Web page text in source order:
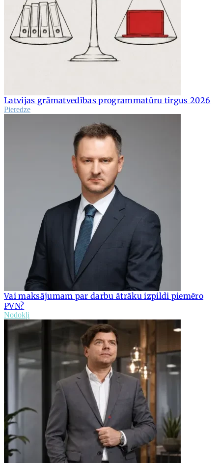
Latvijas grāmatvedības programmatūru tirgus 2026
Pieredze
Vai maksājumam par darbu ātrāku izpildi piemēro
PVN?
Nodokļi